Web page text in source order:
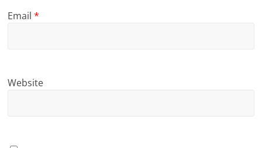
Email*
Website